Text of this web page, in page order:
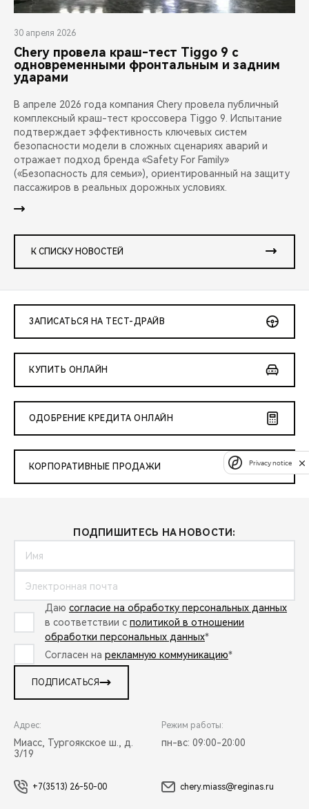
30 апреля 2026
Chery провела краш-тест Tiggo 9 с
одновременными фронтальным и задним
ударами
В апреле 2026 года компания Chery провела публичный
комплексный краш-тест кроссовера Tiggo 9. Испытание
подтверждает эффективность ключевых систем
безопасности модели в сложных сценариях аварий и
отражает подход бренда «Safety For Family»
(«Безопасность для семьи»), ориентированный на защиту
пассажиров в реальных дорожных условиях.
К СПИСКУ НОВОСТЕЙ
ЗАПИСАТЬСЯ НА ТЕСТ-ДРАЙВ
КУПИТЬ ОНЛАЙН
ОДОБРЕНИЕ КРЕДИТА ОНЛАЙН
КОРПОРАТИВНЫЕ ПРОДАЖИ
ПОДПИШИТЕСЬ НА НОВОСТИ:
Даю согласие на обработку персональных данных
в соответствии с политикой в отношении
обработки персональных данных*
Согласен на рекламную коммуникацию*
ПОДПИСАТЬСЯ
Адрес:
Миасс, Тургоякское ш., д.
3/19
Режим работы:
пн-вс: 09:00-20:00
+7(3513) 26-50-00 chery.miass@reginas.ru
Privacy notice